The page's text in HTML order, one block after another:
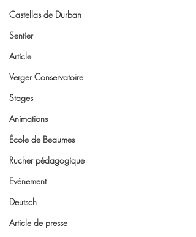
Castellas de Durban
Sentier
Article
Verger Conservatoire
Stages
Animations
École de Beaumes
Rucher pédagogique
Evénement
Deutsch
Article de presse